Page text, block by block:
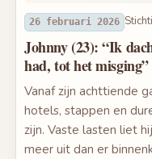
26 februari 2026
Johnny (23): “Ik
had, tot het misging”
Vanaf zijn achttiende
hotels, stappen en
zijn. Vaste lasten liet
meer uit dan er